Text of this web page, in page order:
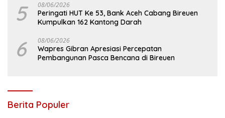
5 08/06/2026
Peringati HUT Ke 53, Bank Aceh Cabang Bireuen
Kumpulkan 162 Kantong Darah
6 08/06/2026
Wapres Gibran Apresiasi Percepatan
Pembangunan Pasca Bencana di Bireuen
Berita Populer